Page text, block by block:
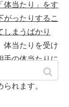
体当たり」をす
がったりするこ
しまうばかり
体当たりを受け
手の体当たりに
ろにさげて踏
れます。